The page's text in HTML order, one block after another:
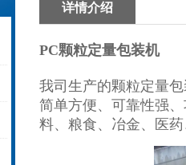
详情介绍
PC颗粒定量包装机
我司生产的颗粒定量
简单方便、可靠性强
料、粮食、冶金、医